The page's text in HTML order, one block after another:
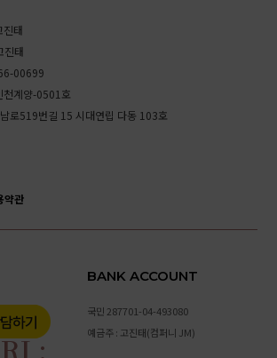
진태
진태
00699
천계양-0501호
로519번길 15 시대연립 다동 103호
약관
:
BANK ACCOUNT
국민 287701-04-493080
예금주 : 고진태(컴퍼니 JM)